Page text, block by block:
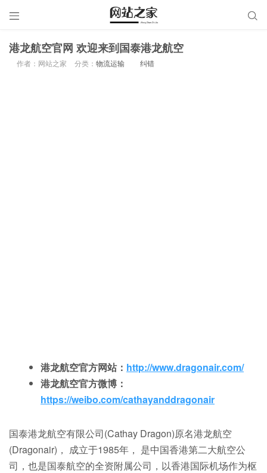
 
港龙航空官网 欢迎来到国泰港龙航空
作者：网站之家 分类： 物流运输 纠错
港龙航空官方网站： http://www.dragonair.com/
港龙航空官方微博：
https://weibo.com/cathayanddragonair
国泰港龙航空有限公司(Cathay Dragon)原名港龙航空
(Dragonair)， 成立于1985年， 是中国香港第二大航空公
司，也是国泰航空的全资附属公司，以香港国际机场作为枢